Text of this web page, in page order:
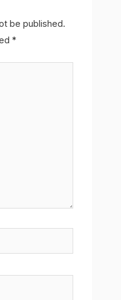
be published.
*